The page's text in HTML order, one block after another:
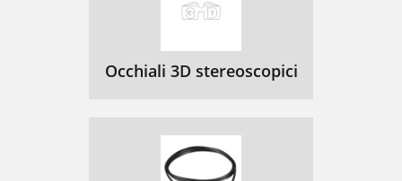
Occhiali 3D stereoscopici